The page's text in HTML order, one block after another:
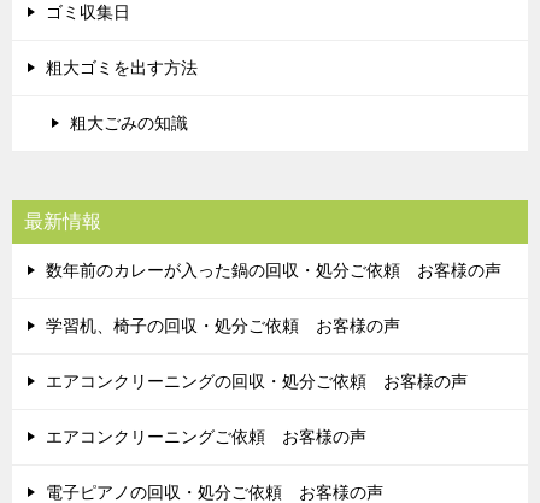
ゴミ収集日
粗大ゴミを出す方法
粗大ごみの知識
最新情報
数年前のカレーが入った鍋の回収・処分ご依頼 お客様の声
学習机、椅子の回収・処分ご依頼 お客様の声
エアコンクリーニングの回収・処分ご依頼 お客様の声
エアコンクリーニングご依頼 お客様の声
電子ピアノの回収・処分ご依頼 お客様の声